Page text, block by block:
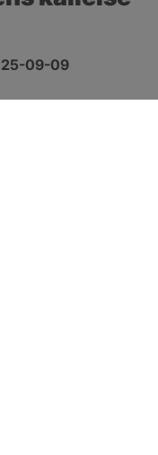
09-09
i nytt fönster.